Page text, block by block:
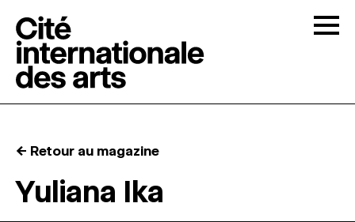
RÉSIDENCES ↓
← Retour au magazine
Yuliana Ika